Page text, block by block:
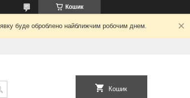
Кошик
буде оброблено найближчим робочим днем.
Кошик